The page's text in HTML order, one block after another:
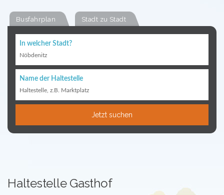
Busfahrplan Stadt zu Stadt
In welcher Stadt?
Nöbdenitz
Name der Haltestelle
Haltestelle, z.B. Marktplatz
Jetzt suchen
Haltestelle Gasthof